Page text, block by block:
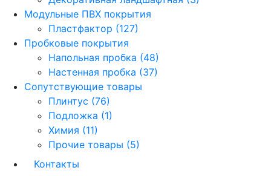
Модульные ПВХ покрытия
Пластфактор (127)
Пробковые покрытия
Напольная пробка (48)
Настенная пробка (37)
Сопутствующие товары
Плинтус (76)
Подложка (1)
Химия (11)
Прочие товары (5)
Контакты